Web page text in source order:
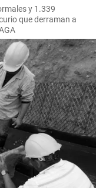
y 1.339
que derraman a